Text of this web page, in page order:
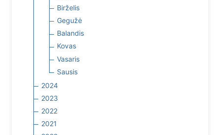
Birželis
Gegužė
Balandis
Kovas
Vasaris
Sausis
2024
2023
2022
2021